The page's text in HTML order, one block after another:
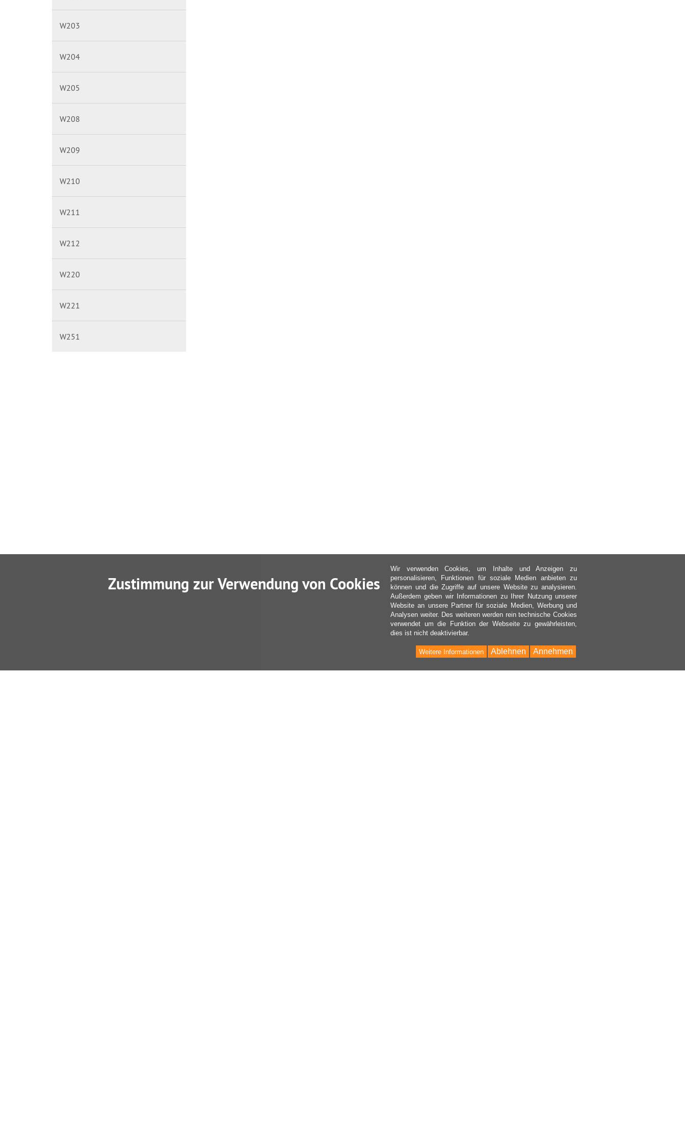
W203
W204
W205
W208
W209
W210
W211
W212
W220
W221
W251
Zustimmung zur Verwendung von Cookies
Wir verwenden Cookies, um Inhalte und Anzeigen zu
personalisieren, Funktionen für soziale Medien anbieten zu
können und die Zugriffe auf unsere Website zu analysieren.
Außerdem geben wir Informationen zu Ihrer Nutzung unserer
Website an unsere Partner für soziale Medien, Werbung und
Analysen weiter. Des weiteren werden rein technische Cookies
verwendet um die Funktion der Webseite zu gewährleisten,
dies ist nicht deaktivierbar.
Annehmen
Ablehnen
Weitere Informationen